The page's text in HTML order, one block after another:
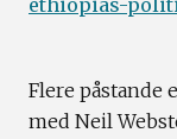
ethiopias-
Flere påstande
med Neil